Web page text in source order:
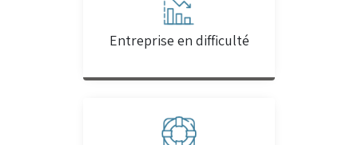
Entreprise en difficulté